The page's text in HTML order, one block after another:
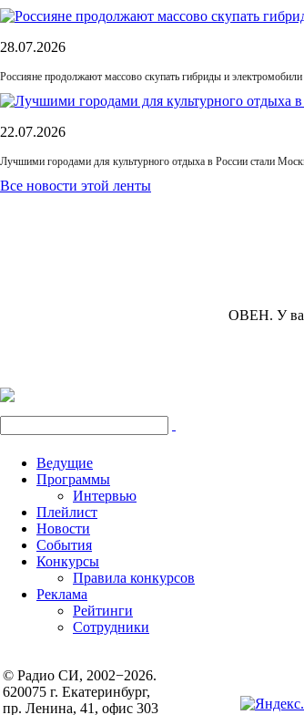
28.07.2026
Россияне продолжают массово скупать гибриды и
22.07.2026
Лучшими городами для культурного отдыха в России стали
Все новости этой ленты
ОВЕН. У
Ведущие
Программы
Интервью
Плейлист
Новости
События
Конкурсы
Правила конкурсов
Реклама
Рейтинги
Сотрудники
© Радио СИ, 2002−2026.
620075 г. Екатеринбург,
пр. Ленина, 41, офис 303